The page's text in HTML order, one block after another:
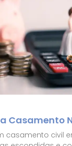
Casamento
casamento civil